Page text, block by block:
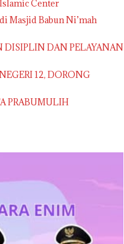
Center
Masjid Babun Ni’mah
DISIPLIN DAN PELAYANAN
12, DORONG
PRABUMULIH